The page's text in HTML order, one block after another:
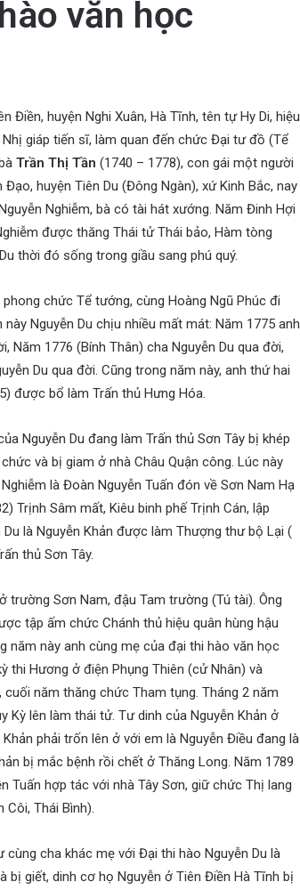
văn học
Điền, huyện Nghi Xuân, Hà Tĩnh, tên tự Hy Di, hiệu
giáp tiến sĩ, làm quan đến chức Đại tư đồ (Tể
Trần Thị Tần (1740 – 1778), con gái một người
huyện Tiên Du (Đông Ngàn), xứ Kinh Bắc, nay
Nghiễm, bà có tài hát xướng. Năm Đinh Hợi
được thăng Thái tử Thái bảo, Hàm tòng
thời đó sống trong giầu sang phú quý.
chức Tể tướng, cùng Hoàng Ngũ Phúc đi
Nguyễn Du chịu nhiều mất mát: Năm 1775 anh
Năm 1776 (Bính Thân) cha Nguyễn Du qua đời,
Du qua đời. Cũng trong năm này, anh thứ hai
được bổ làm Trấn thủ Hưng Hóa.
Nguyễn Du đang làm Trấn thủ Sơn Tây bị khép
và bị giam ở nhà Châu Quận công. Lúc này
là Đoàn Nguyễn Tuấn đón về Sơn Nam Hạ
Trịnh Sâm mất, Kiêu binh phế Trịnh Cán, lập
là Nguyễn Khản được làm Thượng thư bộ Lại (
thủ Sơn Tây.
trường Sơn Nam, đậu Tam trường (Tú tài). Ông
tập ấm chức Chánh thủ hiệu quân hùng hậu
năm này anh cùng mẹ của đại thi hào văn học
thi Hương ở điện Phụng Thiên (cử Nhân) và
năm thăng chức Tham tụng. Tháng 2 năm
Kỳ lên làm thái tử. Tư dinh của Nguyễn Khản ở
phải trốn lên ở với em là Nguyễn Điều đang là
bị mắc bệnh rồi chết ở Thăng Long. Năm 1789
Tuấn hợp tác với nhà Tây Sơn, giữ chức Thị lang
Côi, Thái Bình).
cùng cha khác mẹ với Đại thi hào Nguyễn Du là
bị giết, dinh cơ họ Nguyễn ở Tiên Điền Hà Tĩnh bị